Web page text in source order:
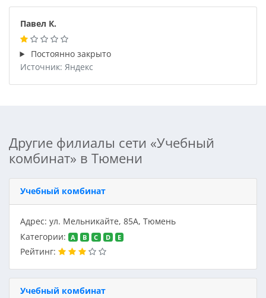
Павел К.
Постоянно закрыто
Источник: Яндекс
Другие филиалы сети «Учебный
комбинат» в Тюмени
Учебный комбинат
Адрес: ул. Мельникайте, 85А, Тюмень
Категории:
A B C D E
Рейтинг:
Учебный комбинат